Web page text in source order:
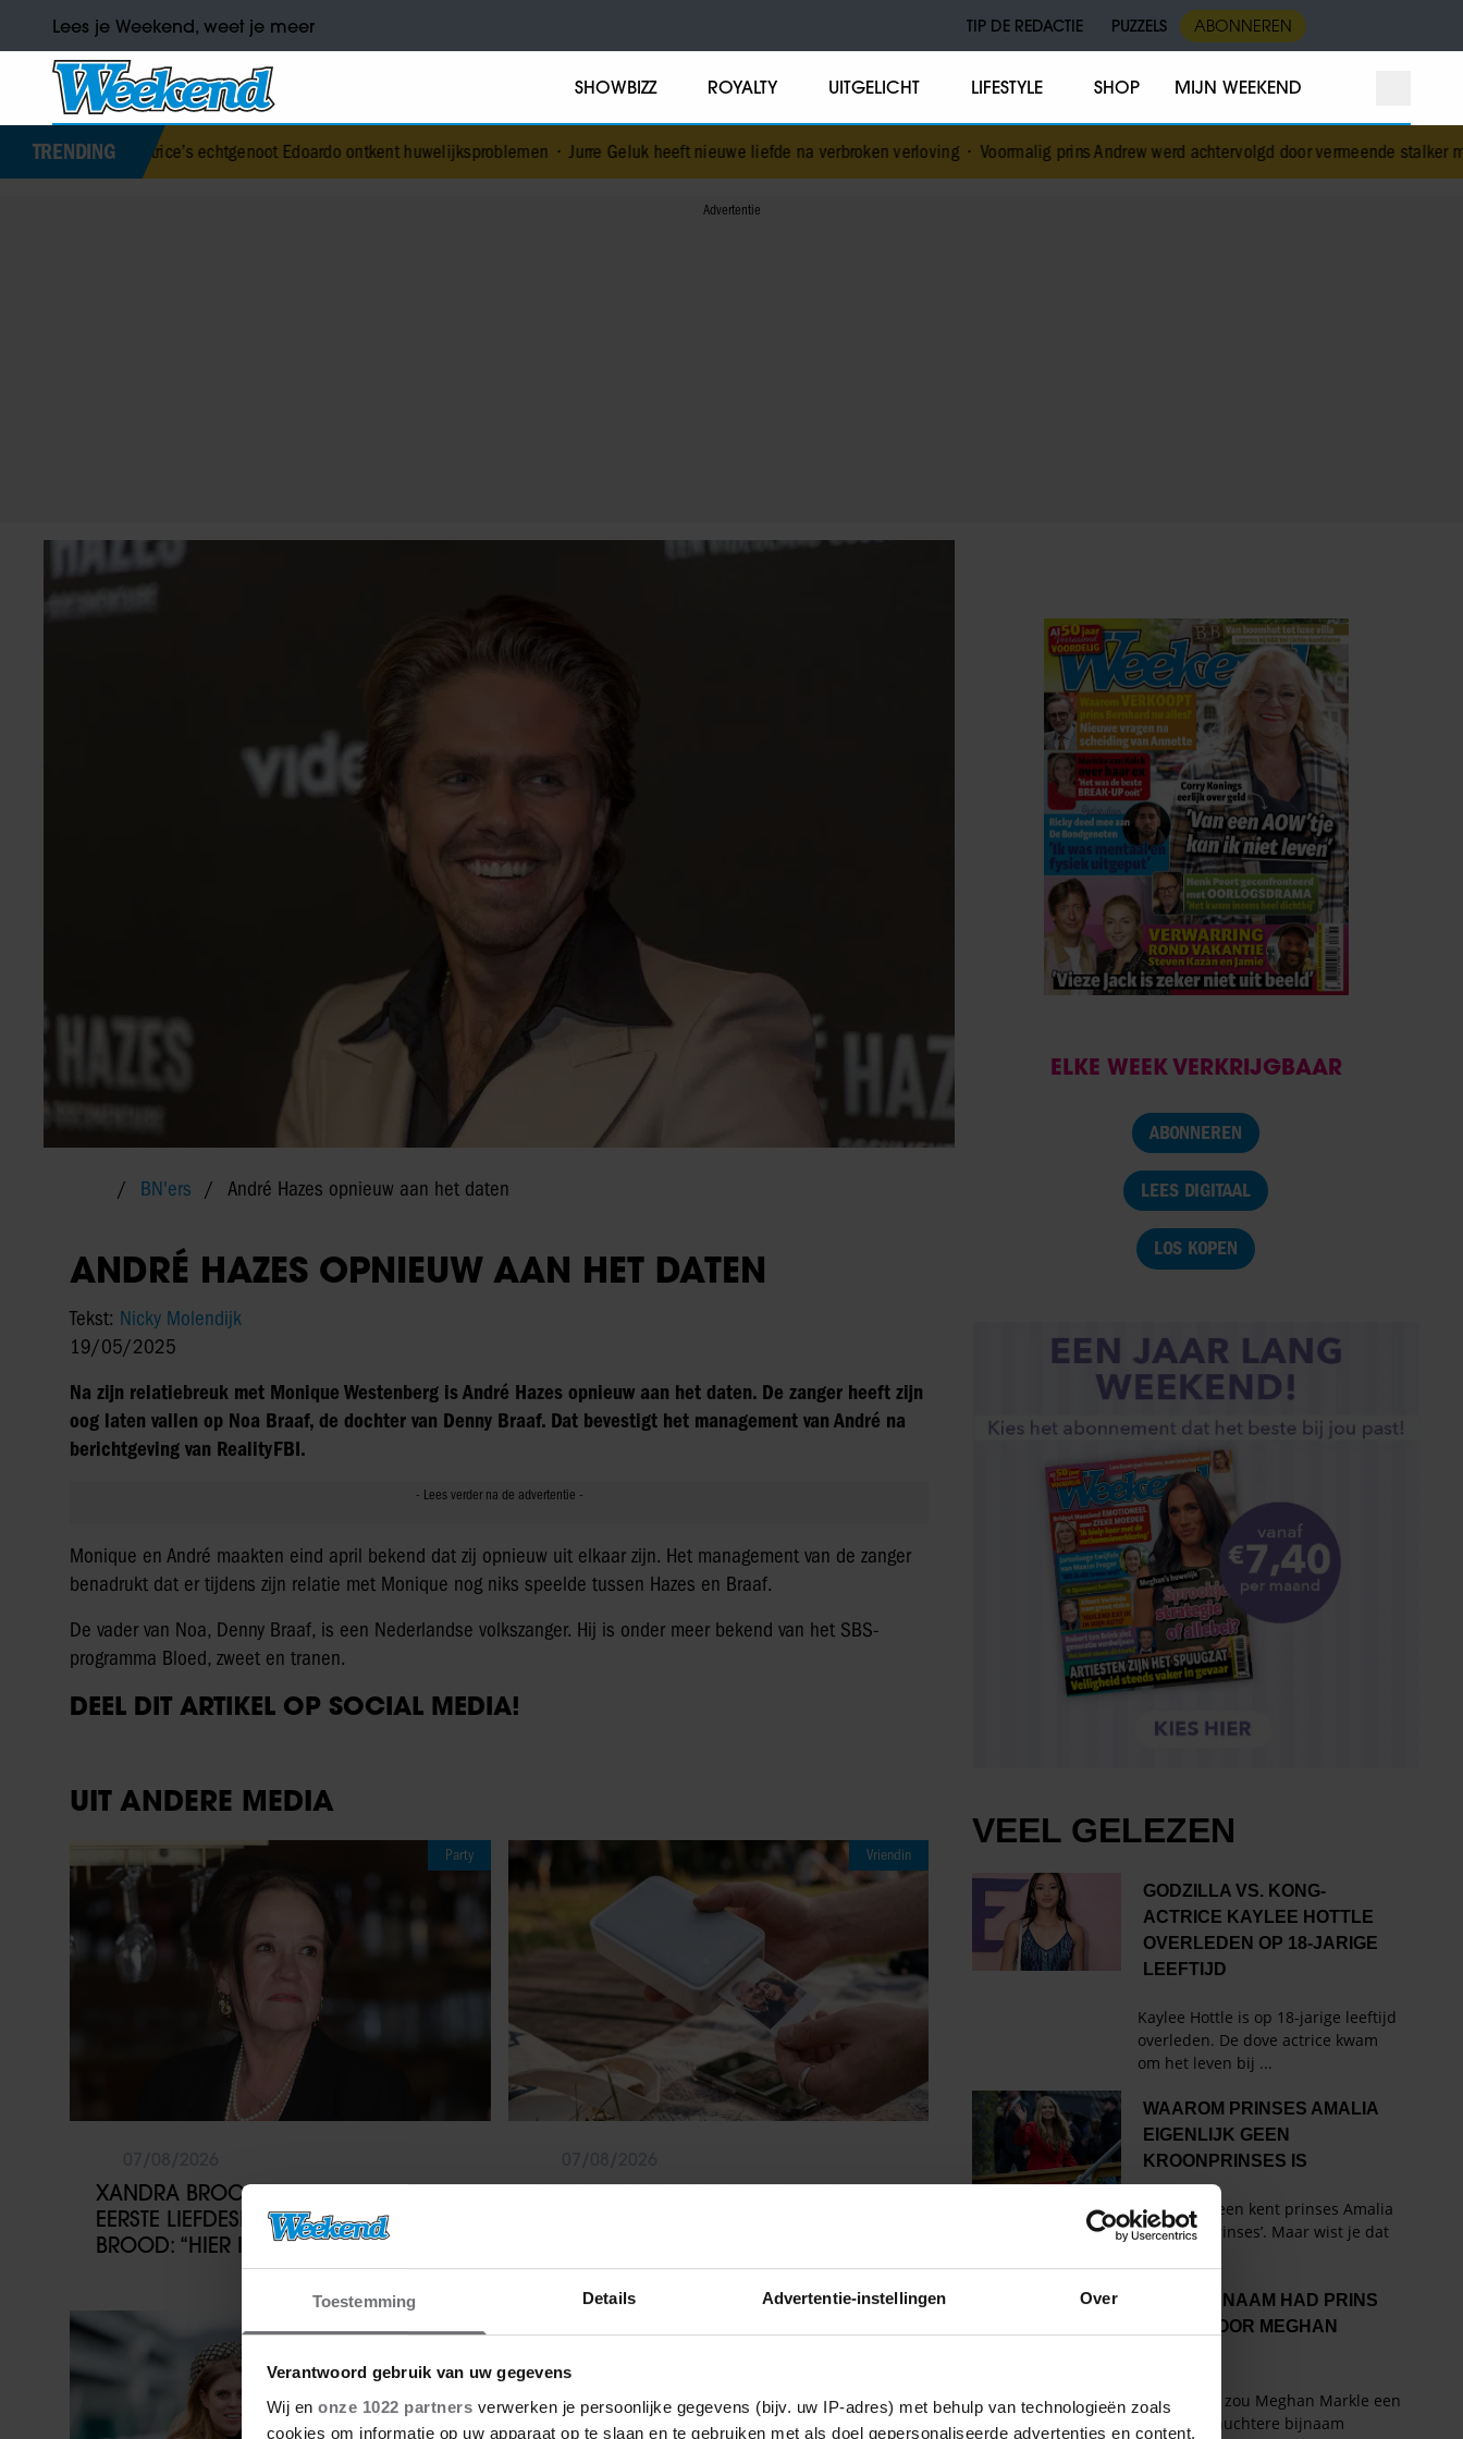
Toestemming Details Advertentie-instellingen Over
Verantwoord gebruik van uw gegevens
Wij en onze 1022 partners verwerken je persoonlijke gegevens (bijv. uw IP-adres) met behulp van technologieën zoals
cookies om informatie op uw apparaat op te slaan en te gebruiken met als doel gepersonaliseerde advertenties en content,
Lees je Weekend, weet je meer TIP DE REDACTIE PUZZELS ABONNEREN
SHOWBIZZ ROYALTY UITGELICHT LIFESTYLE SHOP MIJN WEEKEND
TRENDING
Beatrice’s echtgenoot Edoardo ontkent huwelijksproblemen•Jurre Geluk heeft nieuwe liefde na verbroken verloving•Voormalig prins Andrew werd achtervolgd door vermeende stalker met bivakmuts
BN'ers André Hazes opnieuw aan het daten
ANDRÉ HAZES OPNIEUW AAN HET DATEN
Tekst: Nicky Molendijk
19/05/2025
Na zijn relatiebreuk met Monique Westenberg is André Hazes opnieuw aan het daten. De zanger heeft zijn
oog laten vallen op Noa Braaf, de dochter van Denny Braaf. Dat bevestigt het management van André na
berichtgeving van RealityFBI.
Monique en André maakten eind april bekend dat zij opnieuw uit elkaar zijn. Het management van de zanger
benadrukt dat er tijdens zijn relatie met Monique nog niks speelde tussen Hazes en Braaf.
De vader van Noa, Denny Braaf, is een Nederlandse volkszanger. Hij is onder meer bekend van het SBS-
programma Bloed, zweet en tranen.
DEEL DIT ARTIKEL OP SOCIAL MEDIA!
UIT ANDERE MEDIA
Party
XANDRA BROOD BLIKT TERUG OP
EERSTE LIEFDESNEST MET HERMAN
BROOD: “HIER IS LOLA GEBOREN”
Vriendin
MET DEZE MINI FOTOPRINTER VAN
ELKE WEEK VERKRIJGBAAR
ABONNEREN
LEES DIGITAAL
LOS KOPEN